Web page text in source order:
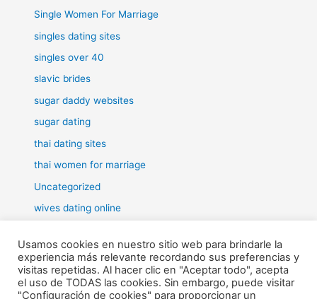
Single Women For Marriage
singles dating sites
singles over 40
slavic brides
sugar daddy websites
sugar dating
thai dating sites
thai women for marriage
Uncategorized
wives dating online
Usamos cookies en nuestro sitio web para brindarle la
experiencia más relevante recordando sus preferencias y
visitas repetidas. Al hacer clic en "Aceptar todo", acepta
el uso de TODAS las cookies. Sin embargo, puede visitar
"Configuración de cookies" para proporcionar un